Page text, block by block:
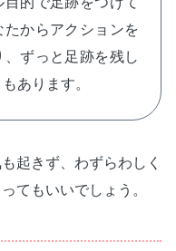
たからアクションを
、ずっと足跡を残し
あります。
起きず、わずらわしく
てもいいでしょう。